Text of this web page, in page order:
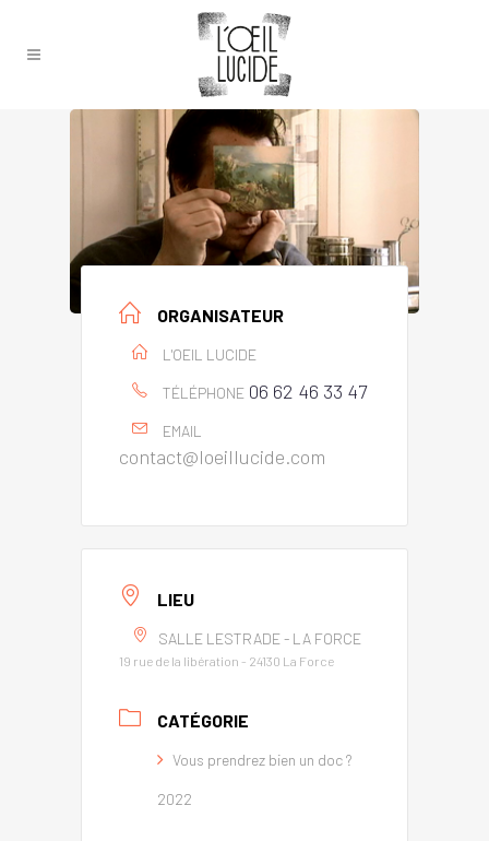
ORGANISATEUR
L'OEIL LUCIDE
TÉLÉPHONE 06 62 46 33 47
EMAIL
contact@loeillucide.com
LIEU
SALLE LESTRADE - LA FORCE
19 rue de la libération - 24130 La Force
CATÉGORIE
Vous prendrez bien un doc ?
2022